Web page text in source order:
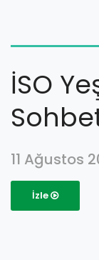
İSO
11 Ağustos
İzle